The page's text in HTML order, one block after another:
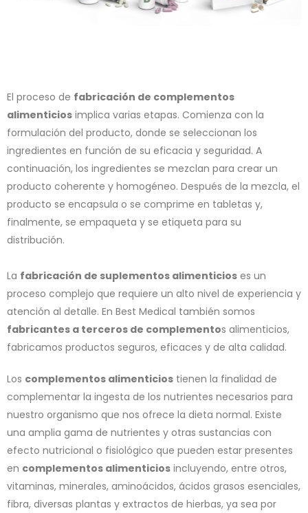
El proceso de fabricación de complementos
alimenticios implica varias etapas. Comienza con la
formulación del producto, donde se seleccionan los
ingredientes en función de su eficacia y seguridad. A
continuación, los ingredientes se mezclan para crear un
producto coherente y homogéneo. Después de la mezcla, el
producto se encapsula o se comprime en tabletas y,
finalmente, se empaqueta y se etiqueta para su
distribución.
La fabricación de suplementos alimenticios es un
proceso complejo que requiere un alto nivel de experiencia y
atención al detalle. En Best Medical también somos
fabricantes a terceros de complementos alimenticios,
fabricamos productos seguros, eficaces y de alta calidad.
Los complementos alimenticios tienen la finalidad de
complementar la ingesta de los nutrientes necesarios para
nuestro organismo que nos ofrece la dieta normal. Existe
una amplia gama de nutrientes y otras sustancias con
efecto nutricional o fisiológico que pueden estar presentes
en complementos alimenticios incluyendo, entre otros,
vitaminas, minerales, aminoácidos, ácidos grasos esenciales,
fibra, diversas plantas y extractos de hierbas, ya sea por